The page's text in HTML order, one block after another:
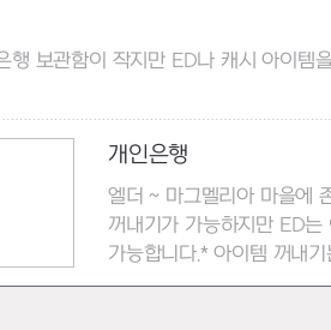
행 보관함이 작지만 ED나 캐시 아이템
개인은행
엘더 ~ 마그멜리아 마을에
꺼내기가 가능하지만 ED
가능합니다.* 아이템 꺼내